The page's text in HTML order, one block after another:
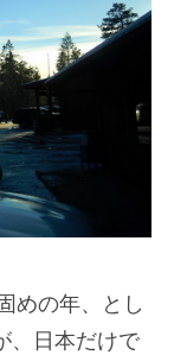
めの年、とし
、日本だけで